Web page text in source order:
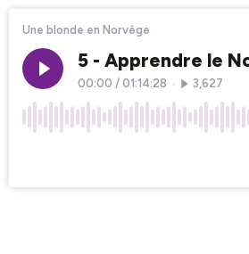
Une blonde en Norvège
5 - Apprendre le
00:00 /01:14:28 3,627